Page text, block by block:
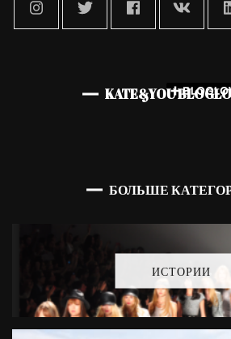
KATE&YOU
БОЛЬШЕ
ИСТОРИИ